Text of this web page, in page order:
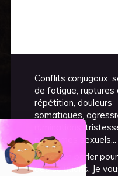
Conflits conjugaux,
de fatigue, ruptures
répétition, douleurs
somatiques,
ruminations,
problèmes sexuels...
Venez en parler
des solutions. Je